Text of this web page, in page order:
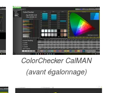
ColorChecker CalMAN
(avant égalonnage)